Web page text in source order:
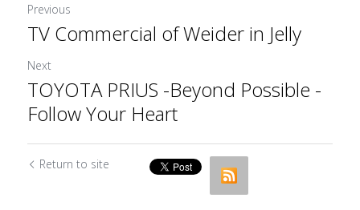
Previous
TV Commercial of Weider in Jelly
Next
TOYOTA PRIUS -Beyond Possible -
Follow Your Heart
Return to site